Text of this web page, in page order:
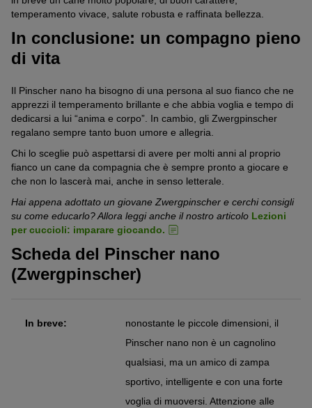
temperamento vivace, salute robusta e raffinata bellezza.
In conclusione: un compagno pieno
di vita
Il Pinscher nano ha bisogno di una persona al suo fianco che ne
apprezzi il temperamento brillante e che abbia voglia e tempo di
dedicarsi a lui “anima e corpo”. In cambio, gli Zwergpinscher
regalano sempre tanto buon umore e allegria.
Chi lo sceglie può aspettarsi di avere per molti anni al proprio
fianco un cane da compagnia che è sempre pronto a giocare e
che non lo lascerà mai, anche in senso letterale.
Hai appena adottato un giovane Zwergpinscher e cerchi consigli
su come educarlo? Allora leggi anche il nostro articolo Lezioni
per cuccioli: imparare giocando.
Scheda del Pinscher nano
(Zwergpinscher)
In breve:
nonostante le piccole dimensioni, il
Pinscher nano non è un cagnolino
qualsiasi, ma un amico di zampa
sportivo, intelligente e con una forte
voglia di muoversi. Attenzione alle